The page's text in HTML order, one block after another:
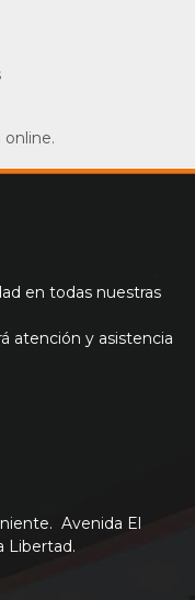
en todas nuestras
atención y asistencia
Avenida El
Libertad.